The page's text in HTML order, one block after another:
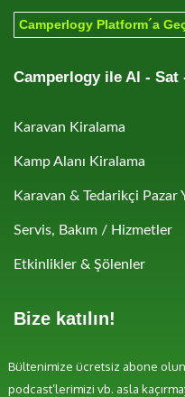
Camperlogy Platform´a
Camperlogy ile Al - Sat
Karavan Kiralama
Kamp Alanı Kiralama
Karavan & Tedarikçi Pazar
Servis, Bakım / Hizmetler
Etkinlikler & Şölenler
Bize katılın!
Bültenimize ücretsiz abone
podcast’lerimizi vb. asla